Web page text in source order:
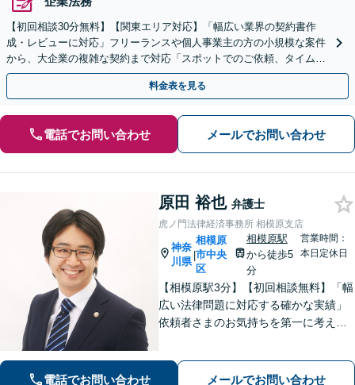
【初回相談30分無料】【関東エリア対応】「幅広い業界の契約書作
成・レビューに対応」フリーランスや個人事業主の方の小規模な案件
から、大企業の複雑な契約まで対応「スポットでのご依頼、タイムチ
ャージでの対応も承っております」【休日・夜間相談可】
料金表を見る
電話でお問い合わせ メールでお問い合わせ
原田 裕也 弁護士
虎ノ門法律経済事務所 相模原支店
神奈
川県
|
相模原
市中央
区
相模原駅
から徒歩5
分
営業時間：
本日定休日
【相模原駅3分】【初回相談無料】「幅
広い法律問題に対応する確かな実績」
依頼者さまのお気持ちを第一に考えた
【休日・夜間相談可／忙しい方にも安
電話でお問い合わせ メールでお問い合わせ